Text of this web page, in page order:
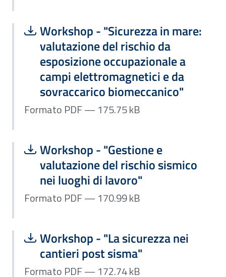
Scarica file:
Workshop - "Sicurezza in mare:
valutazione del rischio da
esposizione occupazionale a
campi elettromagnetici e da
sovraccarico biomeccanico"
Formato PDF — Dimensione 175.75 kB
Formato PDF — 175.75 kB
Scarica file:
Workshop - "Gestione e
valutazione del rischio sismico
nei luoghi di lavoro"
Formato PDF — Dimensione 170.99 kB
Formato PDF — 170.99 kB
Scarica file:
Workshop - "La sicurezza nei
cantieri post sisma"
Formato PDF — Dimensione 172.74 kB
Formato PDF — 172.74 kB